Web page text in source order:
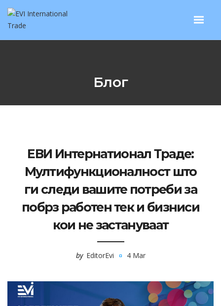
Блог
ЕВИ Интернатионал Траде:
Мултифункционалност што
ги следи вашите потреби за
побрз работен тек и бизниси
кои не застануваат
by EditorEvi 4 Mar